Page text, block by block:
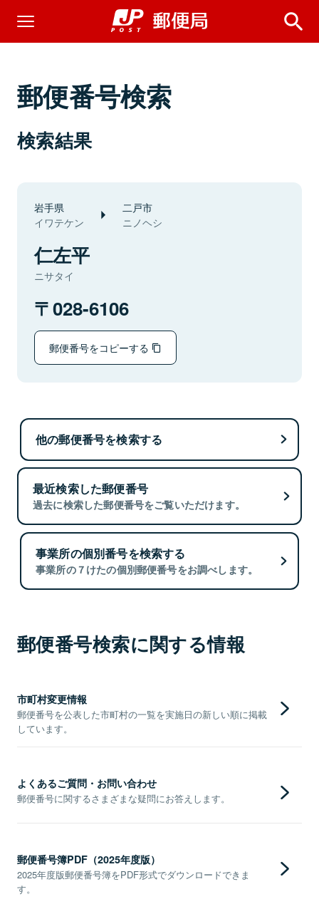
郵便番号検索
検索結果
岩手県
イワテケン
二戸市
ニノヘシ
仁左平
ニサタイ
028-6106
郵便番号をコピーする
他の郵便番号を検索する
最近検索した郵便番号
過去に検索した郵便番号をご覧いただけます。
事業所の個別番号を検索する
事業所の７けたの個別郵便番号をお調べします。
郵便番号検索に関する情報
市町村変更情報
郵便番号を公表した市町村の一覧を実施日の新しい順に掲載
しています。
よくあるご質問・お問い合わせ
郵便番号に関するさまざまな疑問にお答えします。
郵便番号簿PDF（2025年度版）
2025年度版郵便番号簿をPDF形式でダウンロードできま
す。